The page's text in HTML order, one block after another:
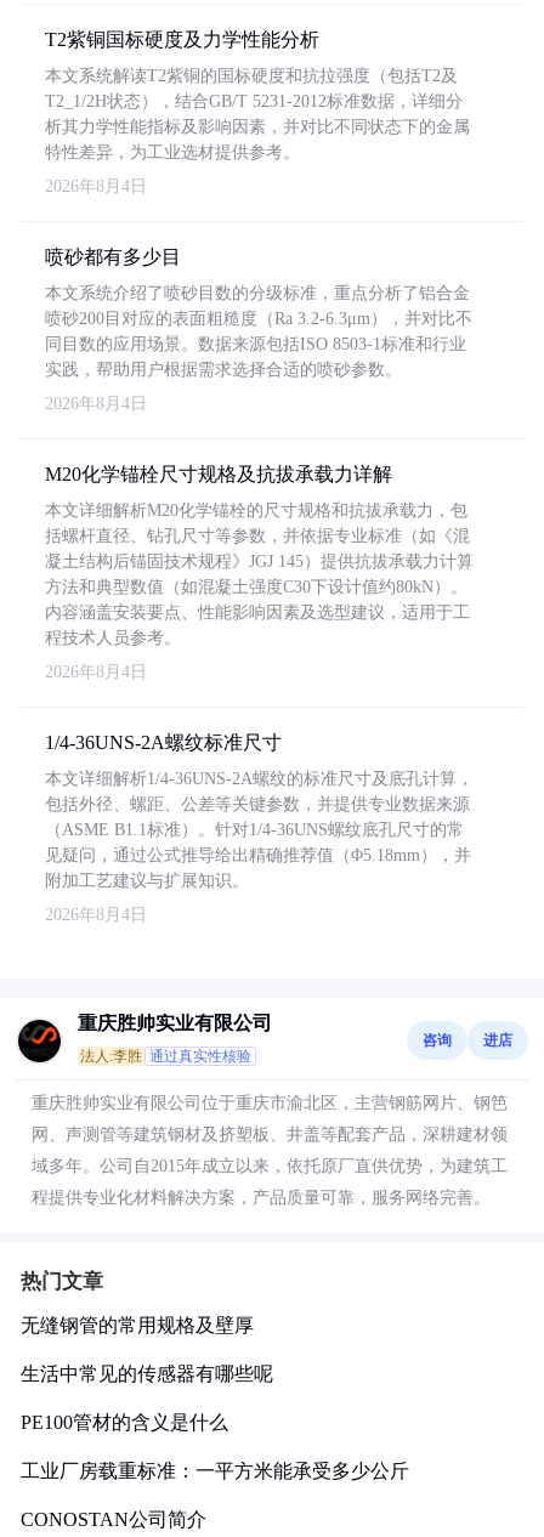
T2紫铜国标硬度及力学性能分析
本文系统解读T2紫铜的国标硬度和抗拉强度（包括T2及
T2_1/2H状态），结合GB/T 5231-2012标准数据，详细分
析其力学性能指标及影响因素，并对比不同状态下的金属
特性差异，为工业选材提供参考。
2026年8月4日
喷砂都有多少目
本文系统介绍了喷砂目数的分级标准，重点分析了铝合金
喷砂200目对应的表面粗糙度（Ra 3.2-6.3μm），并对比不
同目数的应用场景。数据来源包括ISO 8503-1标准和行业
实践，帮助用户根据需求选择合适的喷砂参数。
2026年8月4日
M20化学锚栓尺寸规格及抗拔承载力详解
本文详细解析M20化学锚栓的尺寸规格和抗拔承载力，包
括螺杆直径、钻孔尺寸等参数，并依据专业标准（如《混
凝土结构后锚固技术规程》JGJ 145）提供抗拔承载力计算
方法和典型数值（如混凝土强度C30下设计值约80kN）。
内容涵盖安装要点、性能影响因素及选型建议，适用于工
程技术人员参考。
2026年8月4日
1/4-36UNS-2A螺纹标准尺寸
本文详细解析1/4-36UNS-2A螺纹的标准尺寸及底孔计算，
包括外径、螺距、公差等关键参数，并提供专业数据来源
（ASME B1.1标准）。针对1/4-36UNS螺纹底孔尺寸的常
见疑问，通过公式推导给出精确推荐值（Φ5.18mm），并
附加工艺建议与扩展知识。
2026年8月4日
重庆胜帅实业有限公司
法人:李胜 通过真实性核验
咨询 进店
重庆胜帅实业有限公司位于重庆市渝北区，主营钢筋网片、钢笆
网、声测管等建筑钢材及挤塑板、井盖等配套产品，深耕建材领
域多年。公司自2015年成立以来，依托原厂直供优势，为建筑工
程提供专业化材料解决方案，产品质量可靠，服务网络完善。
热门文章
无缝钢管的常用规格及壁厚
生活中常见的传感器有哪些呢
PE100管材的含义是什么
工业厂房载重标准：一平方米能承受多少公斤
CONOSTAN公司简介